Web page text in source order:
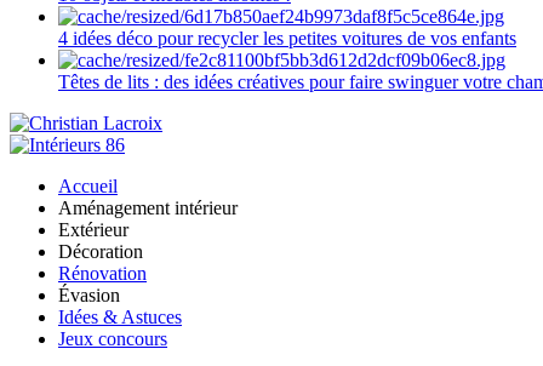
4 idées déco pour recycler les petites voitures de vos enfants
Têtes de lits : des idées créatives pour faire swinguer votre
Accueil
Aménagement intérieur
Extérieur
Décoration
Rénovation
Évasion
Idées & Astuces
Jeux concours